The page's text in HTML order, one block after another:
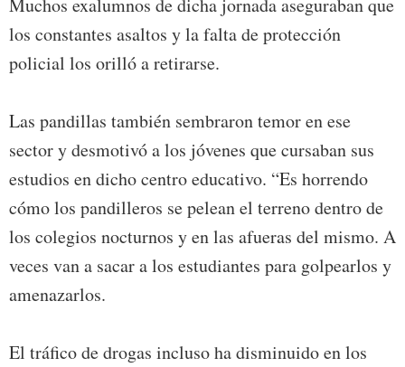
los constantes asaltos y la falta de protección
policial los orilló a retirarse.
Las pandillas también sembraron temor en ese
sector y desmotivó a los jóvenes que cursaban sus
estudios en dicho centro educativo. “Es horrendo
cómo los pandilleros se pelean el terreno dentro de
los colegios nocturnos y en las afueras del mismo. A
veces van a sacar a los estudiantes para golpearlos y
amenazarlos.
El tráfico de drogas incluso ha disminuido en los